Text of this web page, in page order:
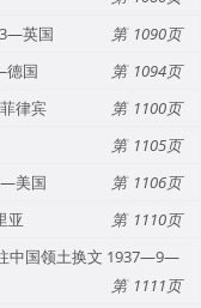
英国
1090
德国
1094
律宾
1100
1105
美国
1106
亚
1110
中国领土换文 1937—9—
1111